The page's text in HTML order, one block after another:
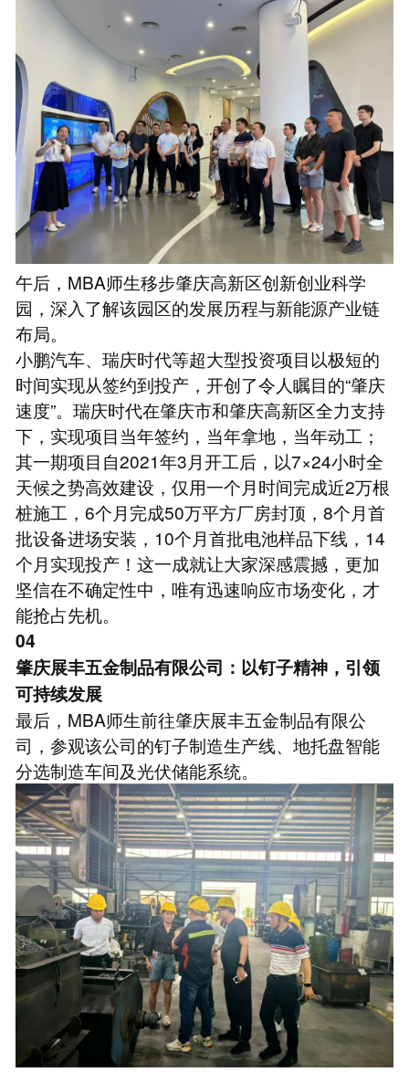
午后，MBA师生移步肇庆高新区创新创业科学
园，深入了解该园区的发展历程与新能源产业链
布局。
小鹏汽车、瑞庆时代等超大型投资项目以极短的
时间实现从签约到投产，开创了令人瞩目的“肇庆
速度”。瑞庆时代在肇庆市和肇庆高新区全力支持
下，实现项目当年签约，当年拿地，当年动工；
其一期项目自2021年3月开工后，以7×24小时全
天候之势高效建设，仅用一个月时间完成近2万根
桩施工，6个月完成50万平方厂房封顶，8个月首
批设备进场安装，10个月首批电池样品下线，14
个月实现投产！这一成就让大家深感震撼，更加
坚信在不确定性中，唯有迅速响应市场变化，才
能抢占先机。
04
肇庆展丰五金制品有限公司：以钉子精神，引领
可持续发展
最后，MBA师生前往肇庆展丰五金制品有限公
司，参观该公司的钉子制造生产线、地托盘智能
分选制造车间及光伏储能系统。